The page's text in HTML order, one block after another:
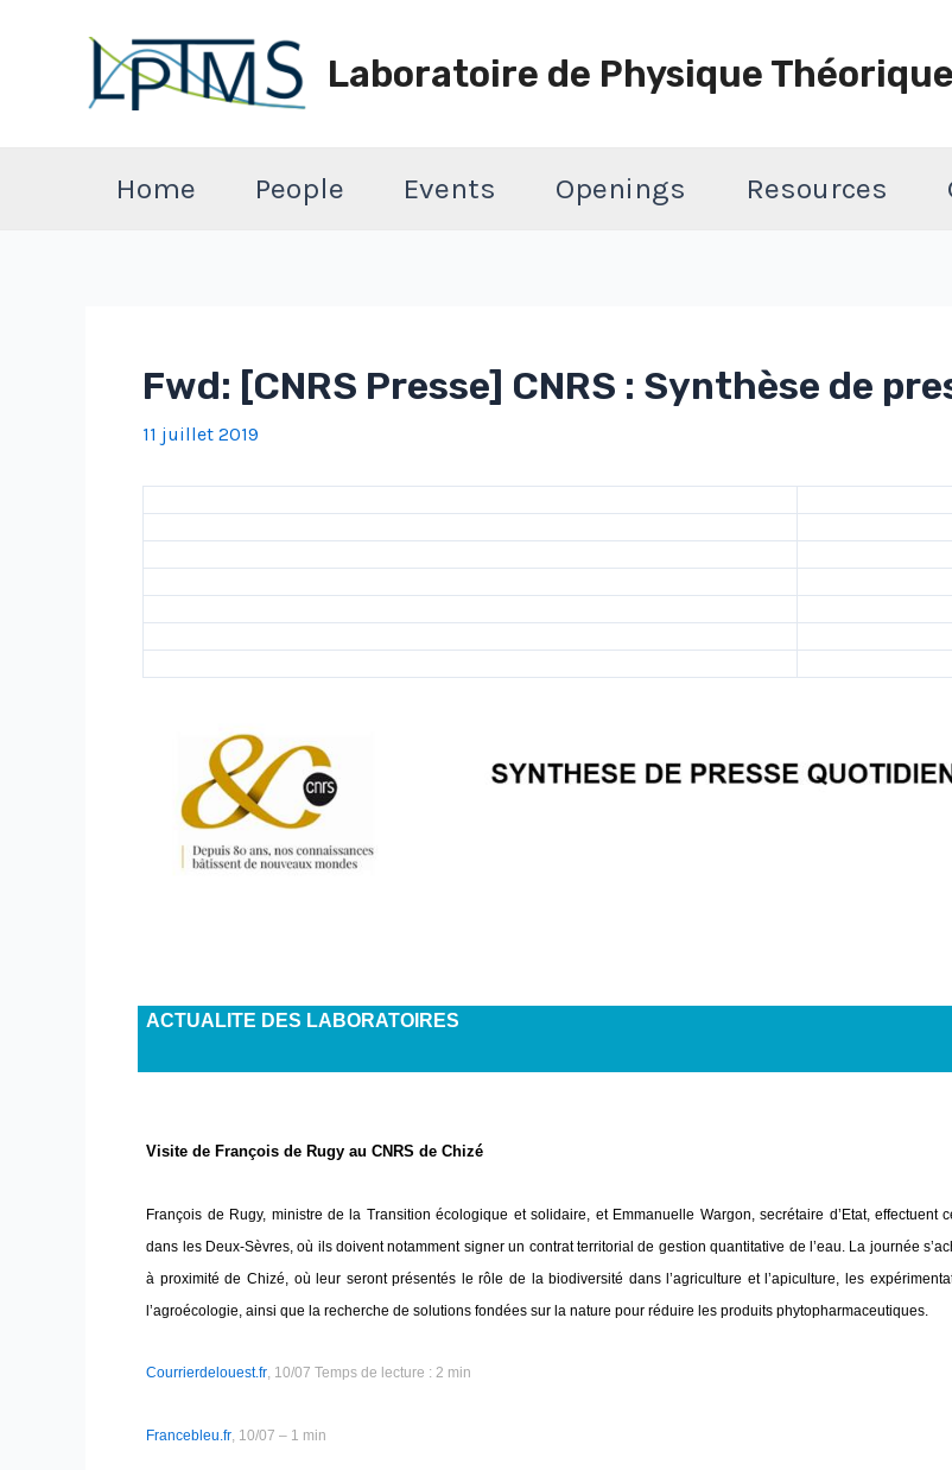
Laboratoire de Physique
Home People Events Openings Resources
Fwd: [CNRS Presse] CNRS : Synthèse de
11 juillet 2019
ACTUALITE DES LABORATOIRES
Visite de François de Rugy au CNRS de Chizé
François de Rugy, ministre de la Transition écologique et solidaire, et Emmanuelle Wargon, secrétaire d’Etat, effectuent
dans les Deux-Sèvres, où ils doivent notamment signer un contrat territorial de gestion quantitative de l’eau. La journée
à proximité de Chizé, où leur seront présentés le rôle de la biodiversité dans l’agriculture et l’apiculture, les
l’agroécologie, ainsi que la recherche de solutions fondées sur la nature pour réduire les produits phytopharmaceutiques.
Courrierdelouest.fr, 10/07 Temps de lecture : 2 min
Francebleu.fr , 10/07 – 1 min